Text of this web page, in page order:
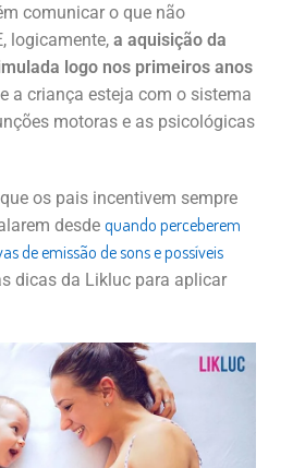
comunicar o que não
logicamente, a aquisição da
logo nos primeiros anos
a criança esteja com o sistema
motoras e as psicológicas
os pais incentivem sempre
desde quando perceberem
de emissão de sons e possíveis
dicas da Likluc para aplicar